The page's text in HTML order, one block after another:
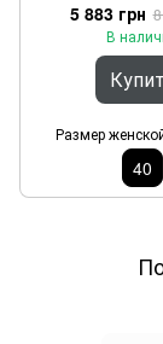
5 883 грн
В
Размер
40